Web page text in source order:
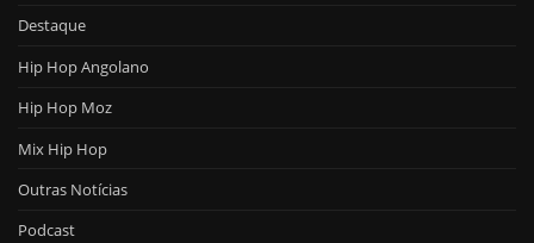
Destaque
Hip Hop Angolano
Hip Hop Moz
Mix Hip Hop
Outras Notícias
Podcast